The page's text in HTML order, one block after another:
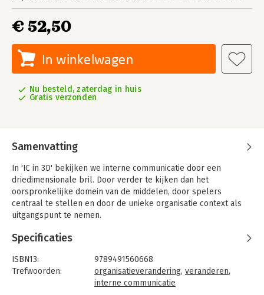
€ 52,50
In winkelwagen
Nu besteld, zaterdag in huis
Gratis verzonden
Samenvatting
In 'IC in 3D' bekijken we interne communicatie door een
driedimensionale bril. Door verder te kijken dan het
oorspronkelijke domein van de middelen, door spelers
centraal te stellen en door de unieke organisatie context als
uitgangspunt te nemen.
Dit boek geeft u houvast in de enorme container die interne
communicatie kan zijn. Maar zet u ook zelf aan het werk en
probeert het perspectief op uw eigen organisatie te verdiepen.
Met alle dimensies die daarbij komen kijken. Met de
handvatten voor een diagnose van de interne communicatie in
Specificaties
ISBN13:
9789491560668
Trefwoorden:
organisatieverandering, veranderen,
interne communicatie